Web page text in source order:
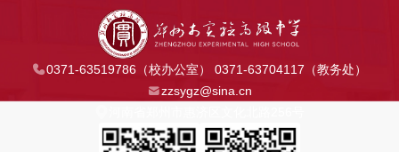
0371-63519786（校办公室） 0371-63704117（教务处）
zzsygz@sina.cn